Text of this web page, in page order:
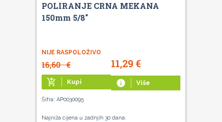
POLIRANJE CRNA MEKANA
150mm 5/8"
NIJE RASPOLOŽIVO
16,60€ 11,29€
add_shopping_cart Kupi info Više
Šifra: AP0030095
Najniža cijena u zadnjih 30 dana: